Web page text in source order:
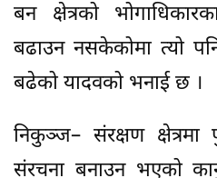
बन क्षेत्रको
बढाउन नसकेकोमा त्यो
बढेको यादवको भनाई छ ।
निकुञ्ज– संरक्षण क्षेत्रमा
संरचना बनाउन भएको